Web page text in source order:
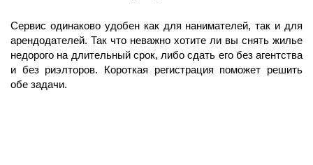
Сервис одинаково удобен как для нанимателей, так и для
арендодателей. Так что неважно хотите ли вы снять жилье
недорого на длительный срок, либо сдать его без агентства
и без риэлторов. Короткая регистрация поможет решить
обе задачи.